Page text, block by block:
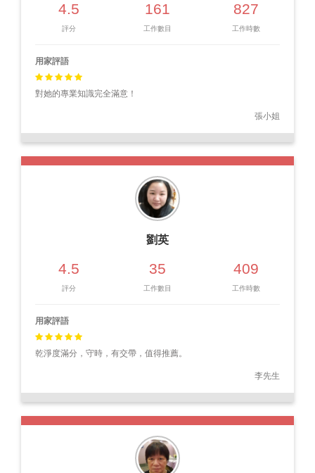
4.5
評分
161
工作數目
827
工作時數
用家評語
對她的專業知識完全滿意！
張小姐
劉英
4.5
評分
35
工作數目
409
工作時數
用家評語
乾淨度滿分，守時，有交帶，值得推薦。
李先生